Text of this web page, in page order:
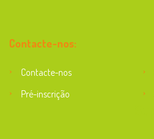
Contacte-nos:
Contacte-nos
Pré-inscrição